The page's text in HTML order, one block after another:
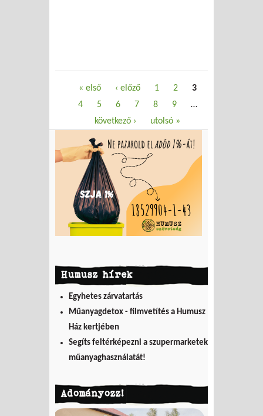
Oldalak« első ‹ előző 1 2
3
4
5 6 7 8 9
…
következő ›
utolsó »
Humusz hírek
Egyhetes zárvatartás
Műanyagdetox - filmvetítés a Humusz
Ház kertjében
Segíts feltérképezni a szupermarketek
műanyaghasználatát!
Adományozz!